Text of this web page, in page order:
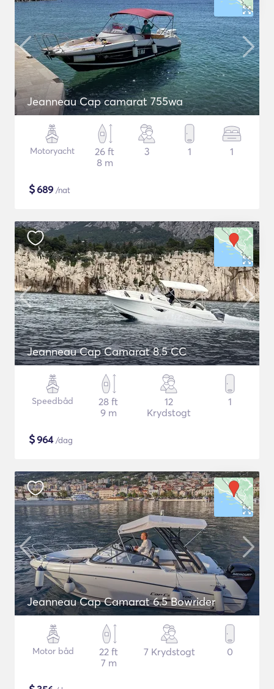
Jeanneau Cap camarat 755wa
Motoryacht
26 ft
8 m
3 1 1
$689 /nat
Jeanneau Cap Camarat 8.5 CC
Speedbåd
28 ft
9 m
12
Krydstogt
1
$964/dag
Jeanneau Cap Camarat 6.5 Bowrider
Motor båd
22 ft
7 m
7 Krydstogt 0